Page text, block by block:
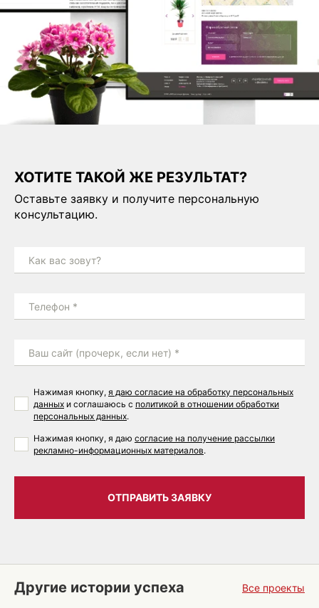
ХОТИТЕ ТАКОЙ ЖЕ РЕЗУЛЬТАТ?
Оставьте заявку и получите персональную
консультацию.
Как вас зовут?
Телефон *
Ваш сайт (прочерк, если нет) *
Нажимая кнопку, я даю согласие на обработку персональных
данных и соглашаюсь с политикой в отношении обработки
персональных данных.
Нажимая кнопку, я даю согласие на получение рассылки
рекламно-информационных материалов.
ОТПРАВИТЬ ЗАЯВКУ
Другие истории успеха Все проекты